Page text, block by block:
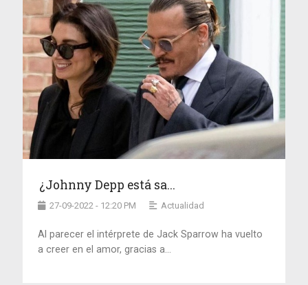
¿Johnny Depp está sa...
27-09-2022 - 12:20 PM Actualidad
Al parecer el intérprete de Jack Sparrow ha vuelto
a creer en el amor, gracias a...